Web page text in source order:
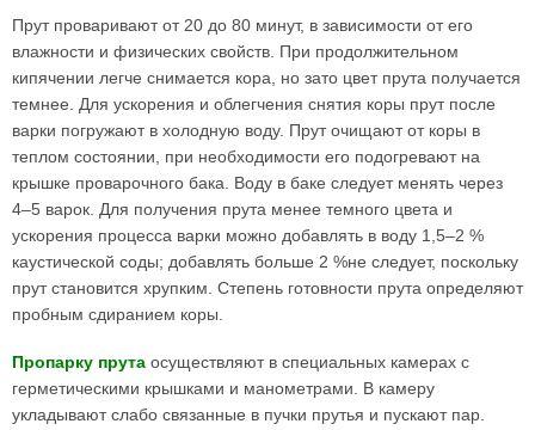
Прут проваривают от 20 до 80 минут, в зависимости от его
влажности и физических свойств. При продолжительном
кипячении легче снимается кора, но зато цвет прута получается
темнее. Для ускорения и облегчения снятия коры прут после
варки погружают в холодную воду. Прут очищают от коры в
теплом состоянии, при необходимости его подогревают на
крышке проварочного бака. Воду в баке следует менять через
4–5 варок. Для получения прута менее темного цвета и
ускорения процесса варки можно добавлять в воду 1,5–2 %
каустической соды; добавлять больше 2 %не следует, поскольку
прут становится хрупким. Степень готовности прута определяют
пробным сдиранием коры.
Пропарку прута осуществляют в специальных камерах с
герметическими крышками и манометрами. В камеру
укладывают слабо связанные в пучки прутья и пускают пар.